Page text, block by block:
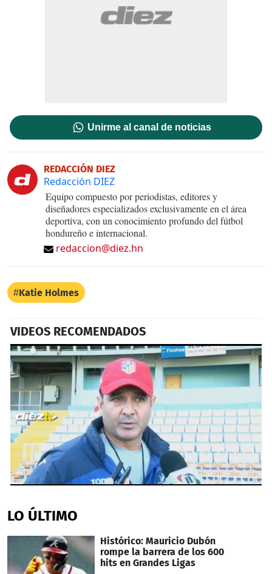
Unirme al canal de noticias
REDACCIÓN DIEZ
Redacción DIEZ
Equipo compuesto por periodistas, editores y
diseñadores especializados exclusivamente en el área
deportiva, con un conocimiento profundo del fútbol
hondureño e internacional.
redaccion@diez.hn
Katie Holmes
VIDEOS RECOMENDADOS
of
36
LO ÚLTIMO
Histórico: Mauricio Dubón
rompe la barrera de los 600
hits en Grandes Ligas